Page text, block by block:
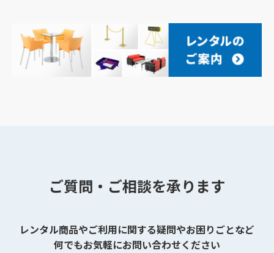
ご質問・ご相談を承ります
レンタル商品やご利用に関する疑問やお困りごとなど
何でもお気軽にお問い合わせください